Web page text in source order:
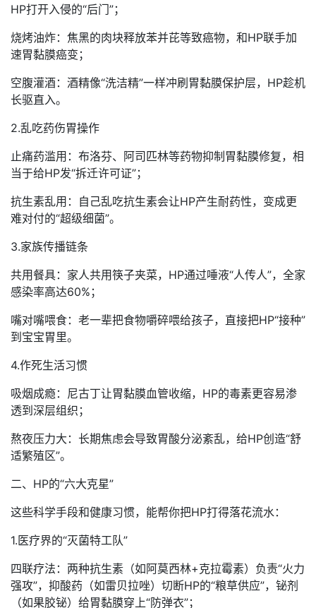
HP打开入侵的“后门”；
烧烤油炸：焦黑的肉块释放苯并芘等致癌物，和HP联手加
速胃黏膜癌变；
空腹灌酒：酒精像“洗洁精”一样冲刷胃黏膜保护层，HP趁机
长驱直入。
2.乱吃药伤胃操作
止痛药滥用：布洛芬、阿司匹林等药物抑制胃黏膜修复，相
当于给HP发“拆迁许可证”；
抗生素乱用：自己乱吃抗生素会让HP产生耐药性，变成更
难对付的“超级细菌”。
3.家族传播链条
共用餐具：家人共用筷子夹菜，HP通过唾液“人传人”，全家
感染率高达60%；
嘴对嘴喂食：老一辈把食物嚼碎喂给孩子，直接把HP“接种”
到宝宝胃里。
4.作死生活习惯
吸烟成瘾：尼古丁让胃黏膜血管收缩，HP的毒素更容易渗
透到深层组织；
熬夜压力大：长期焦虑会导致胃酸分泌紊乱，给HP创造“舒
适繁殖区”。
二、HP的“六大克星”
这些科学手段和健康习惯，能帮你把HP打得落花流水：
1.医疗界的“灭菌特工队”
四联疗法：两种抗生素（如阿莫西林+克拉霉素）负责“火力
强攻”，抑酸药（如雷贝拉唑）切断HP的“粮草供应”，铋剂
（如果胶铋）给胃黏膜穿上“防弹衣”；